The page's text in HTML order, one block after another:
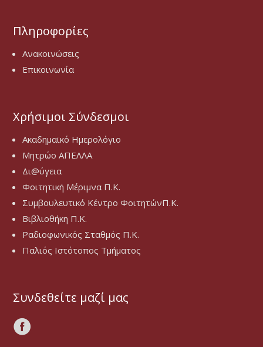
Πληροφορίες
Ανακοινώσεις
Επικοινωνία
Χρήσιμοι Σύνδεσμοι
Ακαδημαϊκό Ημερολόγιο
Μητρώο ΑΠΕΛΛΑ
Δι@ύγεια
Φοιτητική Μέριμνα Π.Κ.
Συμβουλευτικό Κέντρο ΦοιτητώνΠ.Κ.
Βιβλιοθήκη Π.Κ.
Ραδιοφωνικός Σταθμός Π.Κ.
Παλιός Ιστότοπος Τμήματος
Συνδεθείτε μαζί μας